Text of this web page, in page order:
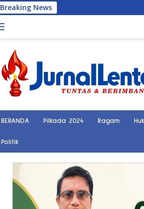
Breaking News
BERANDA Pilkada 2024 Ragam
Politik